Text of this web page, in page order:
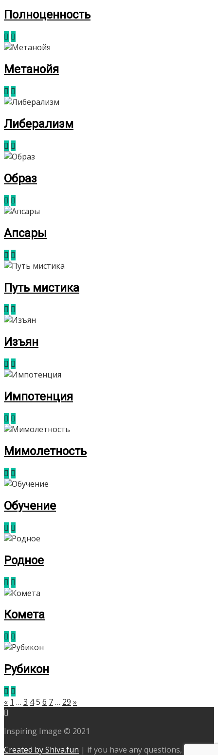
Полноценность
Метанойя
Либерализм
Образ
Апсары
Путь мистика
Изъян
Импотенция
Мимолетность
Обучение
Родное
Комета
Рубикон
« 1 … 3 45 6 7… 29 »
Inspiring Image © 2021
Created by Shiva.fun | if you have any questions, go to